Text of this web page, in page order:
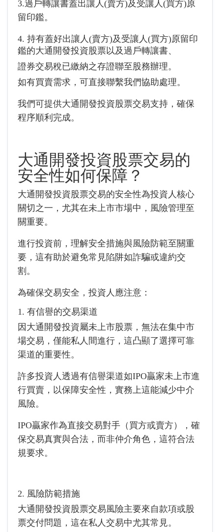
3.過戶轉讓書蓋出讓人(賣方)及受讓人(買方)原
留印鑑。
4. 持有蓋好出讓人(賣方)及受讓人(買方)原留印
鑑的大通開發投資股票以及過戶轉讓書、
證券交易稅已繳納之存證聯至股務辦理。
如有買賣需求，可直接聯繫我們協助處理。
我們可提供大通開發投資股票交易支持，確保
程序順利完成。
大通開發投資股票交易的
安全性如何保障？
大通開發投資股票交易的安全性為投資人核心
關切之一，尤其在未上市市場中，風險管理至
關重要。
進行投資前，理解安全措施與風險防範至關重
要，這有助於避免常見陷阱如詐騙或違約交
割。
為確保交易安全，投資人應注意：
1. 有信譽的交易渠道
因大通開發投資屬未上市股票，無法在集中市
場交易，僅能私人間進行，這凸顯了選擇可靠
渠道的重要性。
許多投資人透過有信譽渠道如IPO贏家未上市進
行買賣，以保障安全性，實務上這能減少中介
風險。
IPO贏家作為直接交易對手（買方或賣方），確
保交易真實與合法，而非仲介角色，這符合法
規要求。
2. 風險防範措施
大通開發投資股票交易風險主要來自款項或股
票交付問題，這在私人交易中尤其常見。